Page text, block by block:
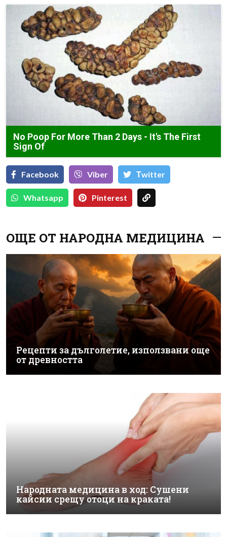
No Poop For More Than 2 Days - It's The First
Sign Of
Facebook Viber Тwitter
Whatsapp Pinterest
ОЩЕ ОТ НАРОДНА МЕДИЦИНА
Рецепти за дълголетие, използвани още
от древността
Народната медицина в ход: Сушени
кайсии срещу отоци на краката!